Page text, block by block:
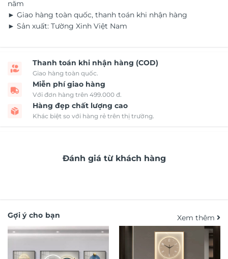
năm
► Giao hàng toàn quốc, thanh toán khi nhận hàng
► Sản xuất: Tường Xinh Việt Nam
Thanh toán khi nhận hàng (COD)
Giao hàng toàn quốc.
Miễn phí giao hàng
Với đơn hàng trên 499.000 đ.
Hàng đẹp chất lượng cao
Khác biệt so với hàng rẻ trên thị trường.
Đánh giá từ khách hàng
Gợi ý cho bạn Xem thêm